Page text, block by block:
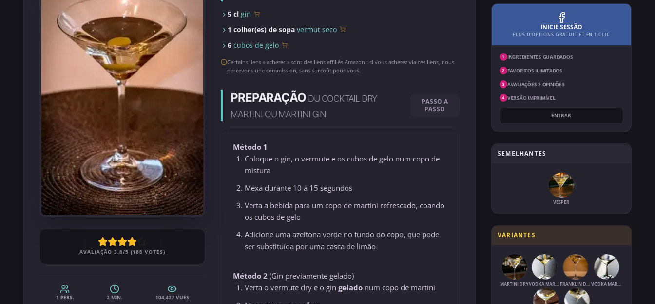
AVALIAÇÃO 3.8/5 (188 VOTES)
1 PERS. 2 MIN. 104,427 VUES
5 clgin
1 colher(es) de sopavermut seco
6cubos de gelo
Certains liens « acheter » sont des liens affiliés Amazon : si vous achetez via ces liens, nous
percevons une commission, sans surcoût pour vous.
PREPARAÇÃO DU COCKTAIL DRY
MARTINI OU MARTINI GIN
PASSO A
PASSO
Método 1
Coloque o gin, o vermute e os cubos de gelo num copo de
mistura
Mexa durante 10 a 15 segundos
Verta a bebida para um copo de martini refrescado, coando
os cubos de gelo
Adicione uma azeitona verde no fundo do copo, que pode
ser substituída por uma casca de limão
Método 2(Gin previamente gelado)
Verta o vermute dry e o gin gelado num copo de martini
INICIE SESSÃO
PLUS D'OPTIONS GRATUIT ET EN 1 CLIC
1 INGREDIENTES GUARDADOS
2 FAVORITOS ILIMITADOS
3 AVALIAÇÕES E OPINIÕES
4 VERSÃO IMPRIMÍVEL
ENTRAR
SEMELHANTES
VESPER
VARIANTES
MARTINI DRY VODKA MARTINI (VODKATINI) FRANKLIN DRY MARTINI VODKA MARTINI EXTRA-DRY